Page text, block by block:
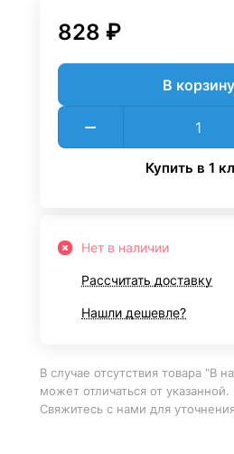
828 ₽
В корзину
Купить в 1
Нет в наличии
Рассчитать доставку
Нашли дешевле?
В случае отсутствия товара "В
может отличаться от указанной.
Свяжитесь с нами для